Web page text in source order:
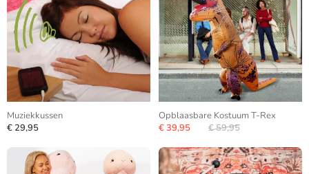
Muziekkussen
€ 29,95
Opblaasbare Kostuum T-Rex
€ 39,95
€ 59,95